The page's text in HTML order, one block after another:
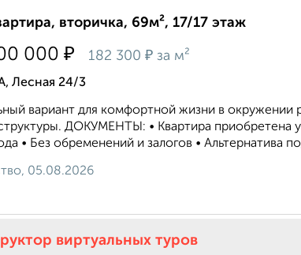
вторичка, 69м², 17/17 этаж
000 ₽ 182 300 ₽ за м²
Лесная 24/3
вариант для комфортной жизни в окружении
ДОКУМЕНТЫ: • Квартира приобретена
• Без обременений и залогов • Альтернатива
05.08.2026
виртуальных туров